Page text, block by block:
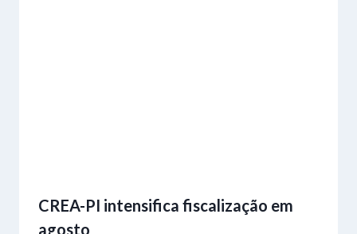
CREA-PI intensifica fiscalização em
agosto